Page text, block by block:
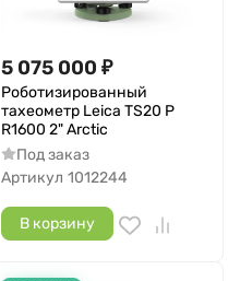
5 075 000 ₽
Роботизированный
тахеометр Leica TS20 P
R1600 2" Arctic
Под заказ
Артикул 1012244
В корзину